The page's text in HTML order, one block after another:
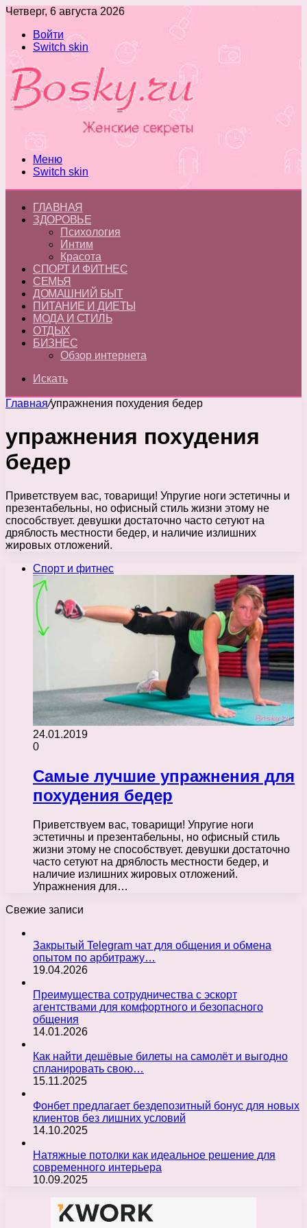
Четверг, 6 августа 2026
Войти
Switch skin
Меню
Switch skin
ГЛАВНАЯ
ЗДОРОВЬЕ
Психология
Интим
Красота
СПОРТ И ФИТНЕС
СЕМЬЯ
ДОМАШНИЙ БЫТ
ПИТАНИЕ И ДИЕТЫ
МОДА И СТИЛЬ
ОТДЫХ
БИЗНЕС
Обзор интернета
Искать
Главная/упражнения похудения бедер
упражнения похудения
бедер
Приветствуем вас, товарищи! Упругие ноги эстетичны и
презентабельны, но офисный стиль жизни этому не
способствует. девушки достаточно часто сетуют на
дряблость местности бедер, и наличие излишних
жировых отложений.
Спорт и фитнес
24.01.2019
0
Самые лучшие упражнения для
похудения бедер
Приветствуем вас, товарищи! Упругие ноги
эстетичны и презентабельны, но офисный стиль
жизни этому не способствует. девушки достаточно
часто сетуют на дряблость местности бедер, и
наличие излишних жировых отложений.
Упражнения для…
Свежие записи
Закрытый Telegram чат для общения и обмена
опытом по арбитражу…
19.04.2026
Преимущества сотрудничества с эскорт
агентствами для комфортного и безопасного
общения
14.01.2026
Как найти дешёвые билеты на самолёт и выгодно
спланировать свою…
15.11.2025
Фонбет предлагает бездепозитный бонус для новых
клиентов без лишних условий
14.10.2025
Натяжные потолки как идеальное решение для
современного интерьера
10.09.2025